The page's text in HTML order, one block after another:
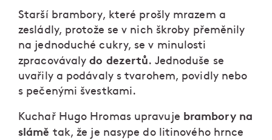
Starší brambory, které prošly mrazem a
zesládly, protože se v nich škroby přeměnily
na jednoduché cukry, se v minulosti
zpracovávaly do dezertů. Jednoduše se
uvařily a podávaly s tvarohem, povidly nebo
s pečenými švestkami.
Kuchař Hugo Hromas upravuje brambory na
slámě tak, že je nasype do litinového hrnce